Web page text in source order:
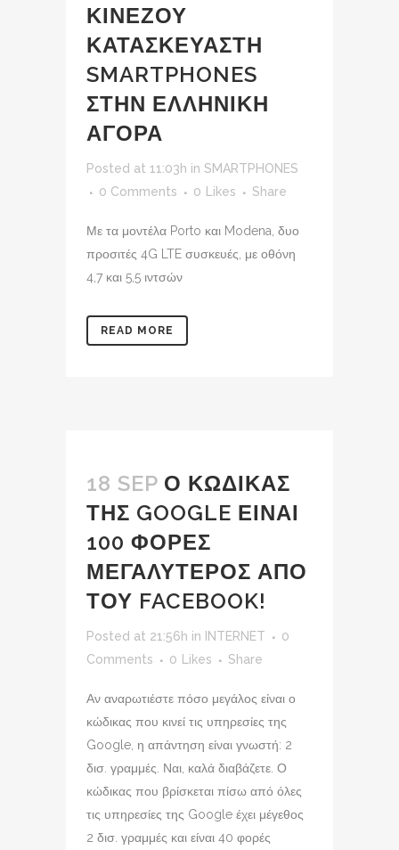
ΚΙΝΕΖΟΥ
ΚΑΤΑΣΚΕΥΑΣΤΗ
SMARTPHONES
ΣΤΗΝ ΕΛΛΗΝΙΚΗ
ΑΓΟΡΑ
Posted at 11:03h in SMARTPHONES
0 Comments
0 Likes Share
Με τα μοντέλα Porto και Modena, δυο
προσιτές 4G LTE συσκευές, με οθόνη
4,7 και 5,5 ιντσών
READ MORE
18 SEP Ο ΚΩΔΙΚΑΣ
ΤΗΣ GOOGLE ΕΙΝΑΙ
100 ΦΟΡΕΣ
ΜΕΓΑΛΥΤΕΡΟΣ ΑΠΟ
ΤΟΥ FACEBOOK!
Posted at 21:56h in INTERNET
0
Comments
0 Likes Share
Αν αναρωτιέστε πόσο μεγάλος είναι ο
κώδικας που κινεί τις υπηρεσίες της
Google, η απάντηση είναι γνωστή: 2
δισ. γραμμές. Ναι, καλά διαβάζετε. Ο
κώδικας που βρίσκεται πίσω από όλες
τις υπηρεσίες της Google έχει μέγεθος
2 δισ. γραμμές και είναι 40 φορές